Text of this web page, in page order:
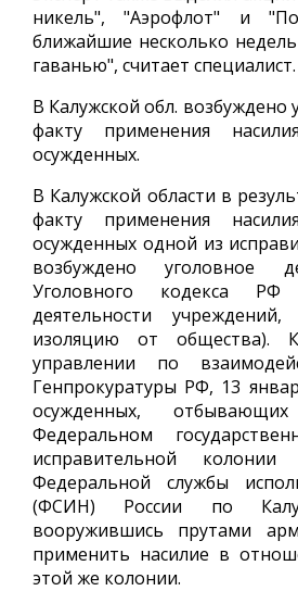
никель", "Аэрофлот" и
ближайшие несколько
гаванью", считает специалист.
В Калужской обл. возбуждено
факту применения
осужденных.
В Калужской области в
факту применения
осужденных одной из
возбуждено уголовное
Уголовного кодекса РФ
деятельности
изоляцию от общества).
управлении по
Генпрокуратуры РФ, 13
осужденных,
Федеральном
исправительной
Федеральной службы
(ФСИН) России по
вооружившись прутами
применить насилие в
этой же колонии.